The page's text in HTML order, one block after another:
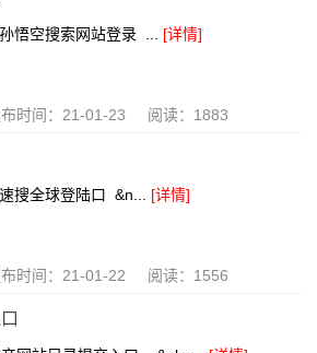
悟空搜索网站登录 ... [详情]
时间：21-01-23 阅读：1883
搜全球登陆口 &n... [详情]
时间：21-01-22 阅读：1556